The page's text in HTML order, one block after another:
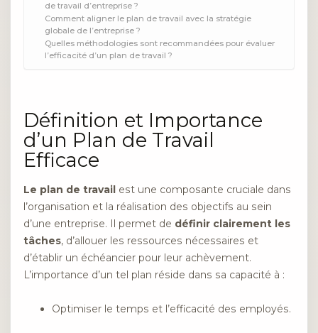
de travail d’entreprise ?
Comment aligner le plan de travail avec la stratégie
globale de l’entreprise ?
Quelles méthodologies sont recommandées pour évaluer
l’efficacité d’un plan de travail ?
Définition et Importance
d’un Plan de Travail
Efficace
Le plan de travail est une composante cruciale dans
l’organisation et la réalisation des objectifs au sein
d’une entreprise. Il permet de définir clairement les
tâches, d’allouer les ressources nécessaires et
d’établir un échéancier pour leur achèvement.
L’importance d’un tel plan réside dans sa capacité à :
Optimiser le temps et l’efficacité des employés.